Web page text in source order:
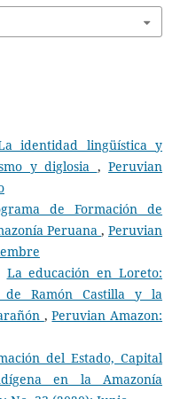
identidad lingüística y
y diglosia ,Peruvian
de Formación de
Peruana,Peruvian
La educación en Loreto:
Ramón Castilla y la
,Peruvian Amazon:
del Estado, Capital
en la Amazonía